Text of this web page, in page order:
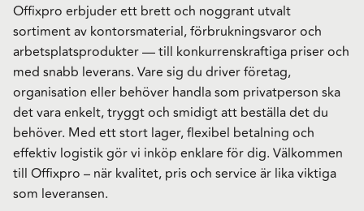
Offixpro erbjuder ett brett och noggrant utvalt
sortiment av kontorsmaterial, förbrukningsvaror och
arbetsplatsprodukter — till konkurrenskraftiga priser och
med snabb leverans. Vare sig du driver företag,
organisation eller behöver handla som privatperson ska
det vara enkelt, tryggt och smidigt att beställa det du
behöver. Med ett stort lager, flexibel betalning och
effektiv logistik gör vi inköp enklare för dig. Välkommen
till Offixpro – när kvalitet, pris och service är lika viktiga
som leveransen.